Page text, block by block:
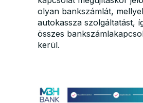
olyan bankszámlát,
autokassza szolgáltatást,
összes
kerül.